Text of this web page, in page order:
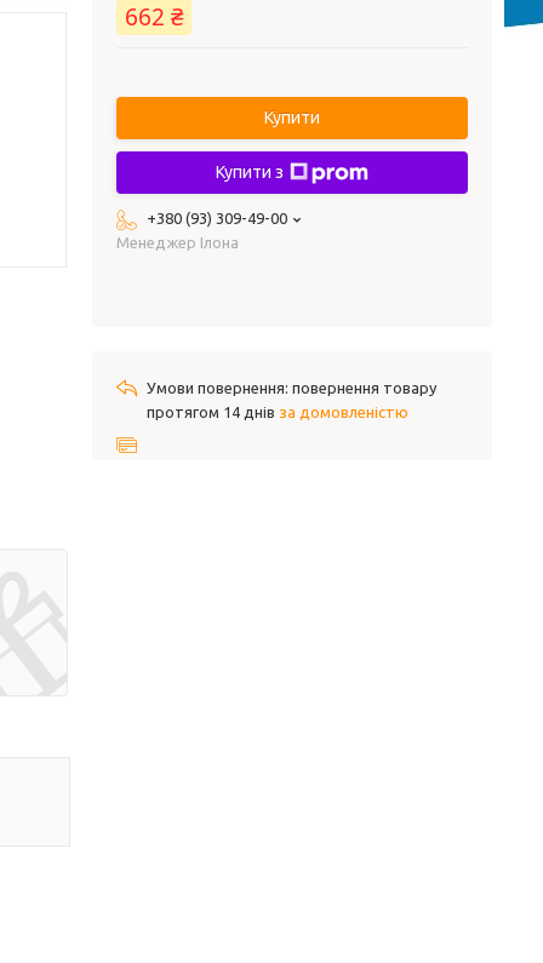
662 ₴
Купити
Купити з
+380 (93) 309-49-00
Менеджер Ілона
повернення товару
протягом 14 днів за домовленістю